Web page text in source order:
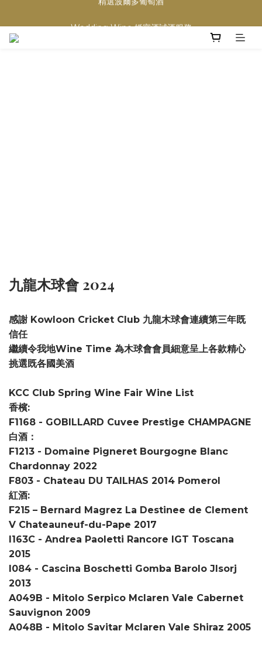
買滿任何酒類 六支 或買滿 $1200 (不限支數) 皆可享免費送貨
九龍木球會 2024
感謝 Kowloon Cricket Club 九龍木球會連續第三年既
信任
繼續令我地Wine Time 為木球會會員細意呈上各款精心
挑選既各國美酒
KCC Club Spring Wine Fair Wine List
香檳:
F1168 - GOBILLARD Cuvee Prestige CHAMPAGNE
白酒：
F1213 - Domaine Pigneret Bourgogne Blanc
Chardonnay 2022
F803 - Chateau DU TAILHAS 2014 Pomerol
紅酒:
F215 – Bernard Magrez La Destinee de Clement
V Chateauneuf-du-Pape 2017
I163C - Andrea Paoletti Rancore IGT Toscana
2015
I084 - Cascina Boschetti Gomba Barolo Jlsorj
2013
A049B - Mitolo Serpico Mclaren Vale Cabernet
Sauvignon 2009
A048B - Mitolo Savitar Mclaren Vale Shiraz 2005